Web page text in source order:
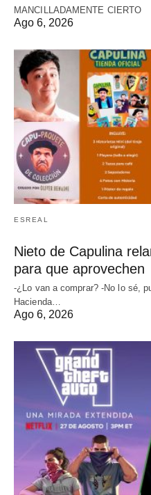
MANCILLADAMENTE CIERTO
Ago 6, 2026
ESREAL
Nieto de Capulina
para que aprovechen
-¿Lo van a comprar? -No lo sé,
Hacienda…
Ago 6, 2026